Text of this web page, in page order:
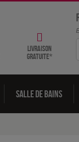
livraison
gratuite*
Salle de bains